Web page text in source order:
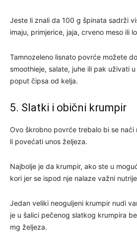
Jeste li znali da 100 g špinata sadrži
imaju, primjerice, jaja, crveno meso ili
Tamnozeleno lisnato povrće možete
smoothieje, salate, juhe ili pak uživati
poput čipsa od kelja.
5. Slatki i obični krumpir
Ovo škrobno povrće trebalo bi se naći
li povećati unos željeza.
Najbolje je da krumpir, ako ste u
kori jer se ispod nje nalaze važni
Jedan veliki neoguljeni krumpir nudi
je u šalici pečenog slatkog krumpira
mg željeza.